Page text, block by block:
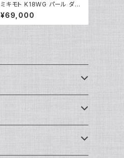
ミキモト K18WG パール ダイ
ヤモンド イヤリング 18金 ホ
ワイトゴールド ネジ式 Y052
48
¥69,000